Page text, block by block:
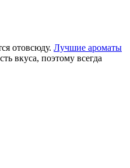
отовсюду. Лучшие ароматы
вкуса, поэтому всегда